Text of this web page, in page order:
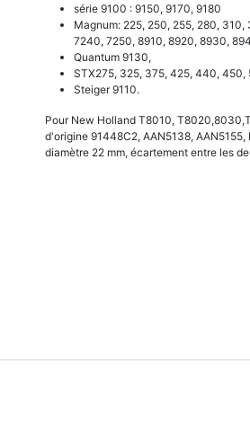
série 9100 : 9150, 9170, 9180
Magnum: 225, 250, 255, 280,
7240, 7250, 8910, 8920, 8930,
Quantum 9130,
STX275, 325, 375, 425, 440, 450,
Steiger 9110.
Pour New Holland T8010,
d'origine 91448C2, AAN5138,
diamètre 22 mm, écartement entre les